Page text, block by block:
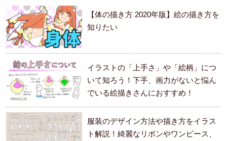
【体の描き方 2020年版】絵の描き方を
知りたい
イラストの「上手さ」や「絵柄」につ
いて知ろう！下手、画力がないと悩ん
でいる絵描きさんにおすすめ！
服装のデザイン方法や描き方をイラス
ト解説！綺麗なリボンやワンピース、